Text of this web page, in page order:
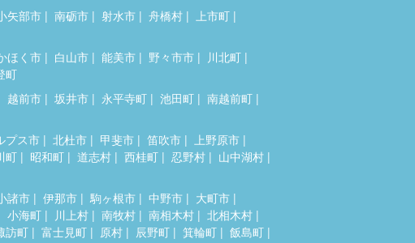
矢部市 南砺市 射水市 舟橋村
上市町
ほく市 白山市 能美市 野々市市
川北町
町
越前市 坂井市 永平寺町 池田町
南越前町
プス市 北杜市 甲斐市 笛吹市
上野原市
町 昭和町 道志村 西桂町 忍野村
山中湖村
諸市 伊那市 駒ヶ根市 中野市
大町市
小海町 川上村 南牧村 南相木村
北相木村
訪町 富士見町 原村 辰野町 箕輪町
飯島町